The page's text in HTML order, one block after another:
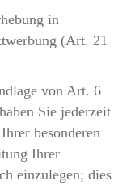
in
(Art. 21
von Art. 6
Sie jederzeit
besonderen
Ihrer
einzulegen; dies